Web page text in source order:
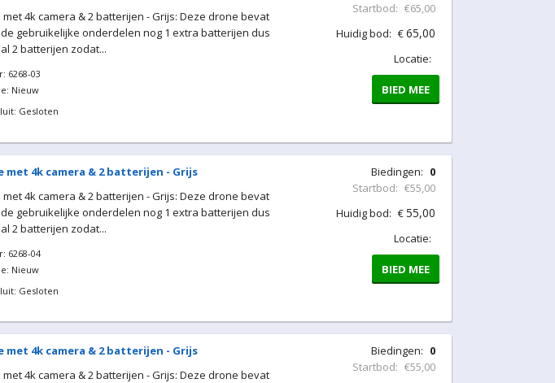
4k camera & 2 batterijen - Grijs: Deze drone bevat
gebruikelijke onderdelen nog 1 extra batterijen dus
2 batterijen zodat...
6268-03
Nieuw
Gesloten
Startbod: €65,00
Huidig bod: €65,00
Locatie:
BIED MEE
met 4k camera & 2 batterijen - Grijs
4k camera & 2 batterijen - Grijs: Deze drone bevat
gebruikelijke onderdelen nog 1 extra batterijen dus
2 batterijen zodat...
6268-04
Nieuw
Gesloten
Biedingen: 0
Startbod: €55,00
Huidig bod: €55,00
Locatie:
BIED MEE
met 4k camera & 2 batterijen - Grijs
4k camera & 2 batterijen - Grijs: Deze drone bevat
Biedingen: 0
Startbod: €55,00